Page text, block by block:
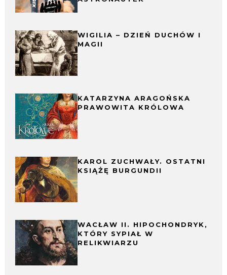
WIGILIA – DZIEŃ DUCHÓW I
MAGII
KATARZYNA ARAGOŃSKA
PRAWOWITA KRÓLOWA
KAROL ZUCHWAŁY. OSTATNI
KSIĄŻĘ BURGUNDII
WACŁAW II. HIPOCHONDRYK,
KTÓRY SYPIAŁ W
RELIKWIARZU